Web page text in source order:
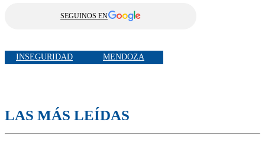
SEGUINOS EN
INSEGURIDAD MENDOZA
LAS MÁS LEÍDAS